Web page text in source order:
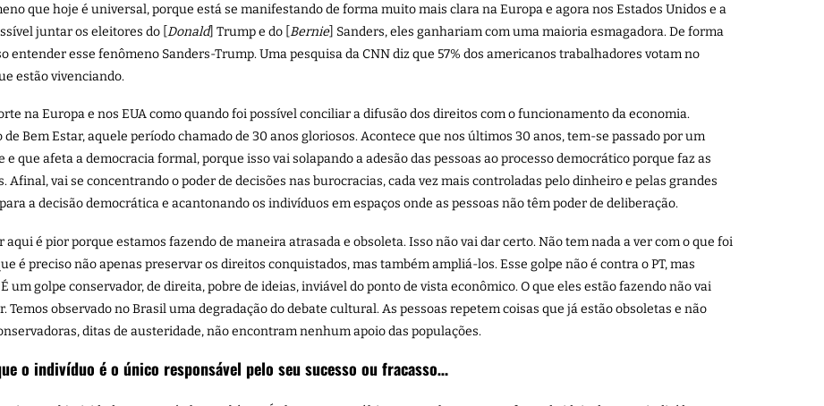
que hoje é universal, porque está se manifestando de forma muito mais clara na Europa e agora nos Estados Unidos e a
juntar os eleitores do [ Donald] Trump e do [ Bernie] Sanders, eles ganhariam com uma maioria esmagadora. De forma
entender esse fenômeno Sanders-Trump. Uma pesquisa da CNN diz que 57% dos americanos trabalhadores votam no
estão vivenciando.
na Europa e nos EUA como quando foi possível conciliar a difusão dos direitos com o funcionamento da economia.
Bem Estar, aquele período chamado de 30 anos gloriosos. Acontece que nos últimos 30 anos, tem-se passado por um
que afeta a democracia formal, porque isso vai solapando a adesão das pessoas ao processo democrático porque faz as
vai se concentrando o poder de decisões nas burocracias, cada vez mais controladas pelo dinheiro e pelas grandes
a decisão democrática e acantonando os indivíduos em espaços onde as pessoas não têm poder de deliberação.
é pior porque estamos fazendo de maneira atrasada e obsoleta. Isso não vai dar certo. Não tem nada a ver com o que foi
é preciso não apenas preservar os direitos conquistados, mas também ampliá-los. Esse golpe não é contra o PT, mas
um golpe conservador, de direita, pobre de ideias, inviável do ponto de vista econômico. O que eles estão fazendo não vai
observado no Brasil uma degradação do debate cultural. As pessoas repetem coisas que já estão obsoletas e não
ditas de austeridade, não encontram nenhum apoio das populações.
o indivíduo é o único responsável pelo seu sucesso ou fracasso…